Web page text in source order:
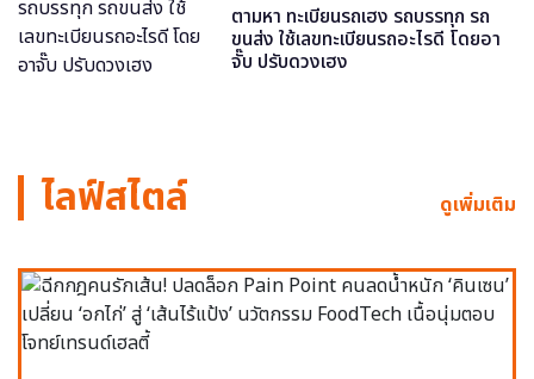
ตามหา ทะเบียนรถเฮง รถบรรทุก รถ
ขนส่ง ใช้เลขทะเบียนรถอะไรดี โดยอา
จั๊บ ปรับดวงเฮง
ไลฟ์สไตล์ ดูเพิ่มเติม